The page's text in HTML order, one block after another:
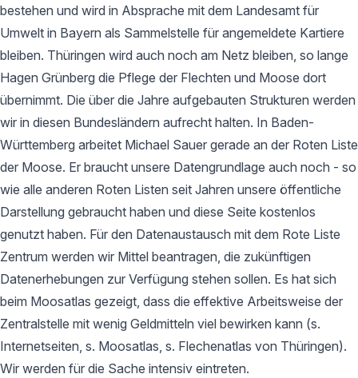
bestehen und wird in Absprache mit dem Landesamt für
Umwelt in Bayern als Sammelstelle für angemeldete Kartiere
bleiben. Thüringen wird auch noch am Netz bleiben, so lange
Hagen Grünberg die Pflege der Flechten und Moose dort
übernimmt. Die über die Jahre aufgebauten Strukturen werden
wir in diesen Bundesländern aufrecht halten. In Baden-
Württemberg arbeitet Michael Sauer gerade an der Roten Liste
der Moose. Er braucht unsere Datengrundlage auch noch - so
wie alle anderen Roten Listen seit Jahren unsere öffentliche
Darstellung gebraucht haben und diese Seite kostenlos
genutzt haben. Für den Datenaustausch mit dem Rote Liste
Zentrum werden wir Mittel beantragen, die zukünftigen
Datenerhebungen zur Verfügung stehen sollen. Es hat sich
beim Moosatlas gezeigt, dass die effektive Arbeitsweise der
Zentralstelle mit wenig Geldmitteln viel bewirken kann (s.
Internetseiten, s. Moosatlas, s. Flechenatlas von Thüringen).
Wir werden für die Sache intensiv eintreten.